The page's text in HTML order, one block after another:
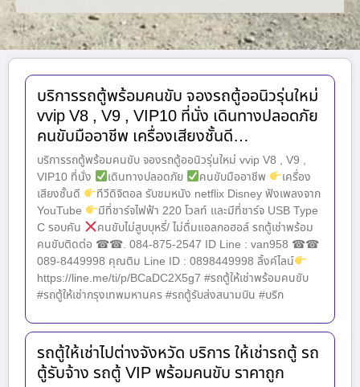
บริการรถตู้พร้อมคนขับ จองรถตู้ออนิวรุ่นใหม่
vvip V8 , V9 , VIP10 ที่นั่ง เดินทางปลอดภัย
คนขับมืออาชีพ เครื่องเสียงชั้นดี…
บริการรถตู้พร้อมคนขับ จองรถตู้ออนิวรุ่นใหม่ vvip V8 , V9 ,
VIP10 ที่นั่ง
เดินทางปลอดภัย คนขับมืออาชีพ
เครื่อง
เสียงชั้นดี
ทีวีดิจิตอล รับชมหนัง netflix Disney ฟังเพลงจาก
YouTube
มีที่ชาร์จไฟฟ้า 220 โวลท์ และมีที่ชาร์จ USB Type
C รอบคัน
คนขับไม่สูบบุหรี่/ ไม่ดื่มแอลกอฮอล์ รถตู้เช่าพร้อม
คนขับติดต่อ ☎☎. 084-875-2547 ID Line : van958 ☎☎
089-8449998 คุณติม Line ID : 0898449998 ลิ้งค์ไลน์
https://line.me/ti/p/BCaDC2X5g7 #รถตู้ให้เช่าพร้อมคนขับ
#รถตู้ให้เช่ากรุงเทพมหานคร #รถตู้รับส่งสนามบิน #บริก
รถตู้ให้เช่าไปต่างจังหวัด บริการ ให้เช่ารถตู้ รถ
ตู้รับจ้าง รถตู้ VIP พร้อมคนขับ ราคาถูก